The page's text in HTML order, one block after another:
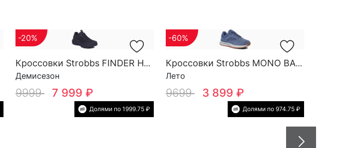
Кроссовки Strobbs FINDER HG M 3788-2
Демисезон
-20%
9999 7 999 ₽
Долями по 1999.75 ₽
Кроссовки Strobbs MONO BASE W 7552-5
Лето
-60%
9699 3 899 ₽
Долями по 974.75 ₽